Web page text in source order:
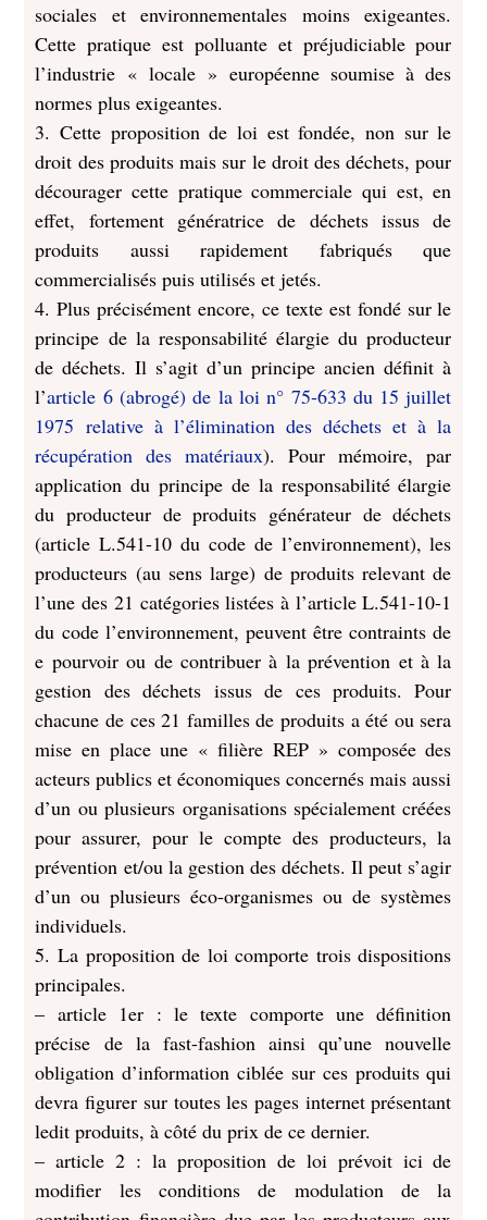
sociales et environnementales moins exigeantes.
Cette pratique est polluante et préjudiciable pour
l’industrie « locale » européenne soumise à des
normes plus exigeantes.
3. Cette proposition de loi est fondée, non sur le
droit des produits mais sur le droit des déchets, pour
décourager cette pratique commerciale qui est, en
effet, fortement génératrice de déchets issus de
produits aussi rapidement fabriqués que
commercialisés puis utilisés et jetés.
4. Plus précisément encore, ce texte est fondé sur le
principe de la responsabilité élargie du producteur
de déchets. Il s’agit d’un principe ancien définit à
l’article 6 (abrogé) de la loi n° 75-633 du 15 juillet
1975 relative à l’élimination des déchets et à la
récupération des matériaux). Pour mémoire, par
application du principe de la responsabilité élargie
du producteur de produits générateur de déchets
(article L.541-10 du code de l’environnement), les
producteurs (au sens large) de produits relevant de
l’une des 21 catégories listées à l’article L.541-10-1
du code l’environnement, peuvent être contraints de
e pourvoir ou de contribuer à la prévention et à la
gestion des déchets issus de ces produits. Pour
chacune de ces 21 familles de produits a été ou sera
mise en place une « filière REP » composée des
acteurs publics et économiques concernés mais aussi
d’un ou plusieurs organisations spécialement créées
pour assurer, pour le compte des producteurs, la
prévention et/ou la gestion des déchets. Il peut s’agir
d’un ou plusieurs éco-organismes ou de systèmes
individuels.
5. La proposition de loi comporte trois dispositions
principales.
– article 1er : le texte comporte une définition
précise de la fast-fashion ainsi qu’une nouvelle
obligation d’information ciblée sur ces produits qui
devra figurer sur toutes les pages internet présentant
ledit produits, à côté du prix de ce dernier.
– article 2 : la proposition de loi prévoit ici de
modifier les conditions de modulation de la